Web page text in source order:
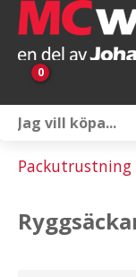
0
Packutrustning